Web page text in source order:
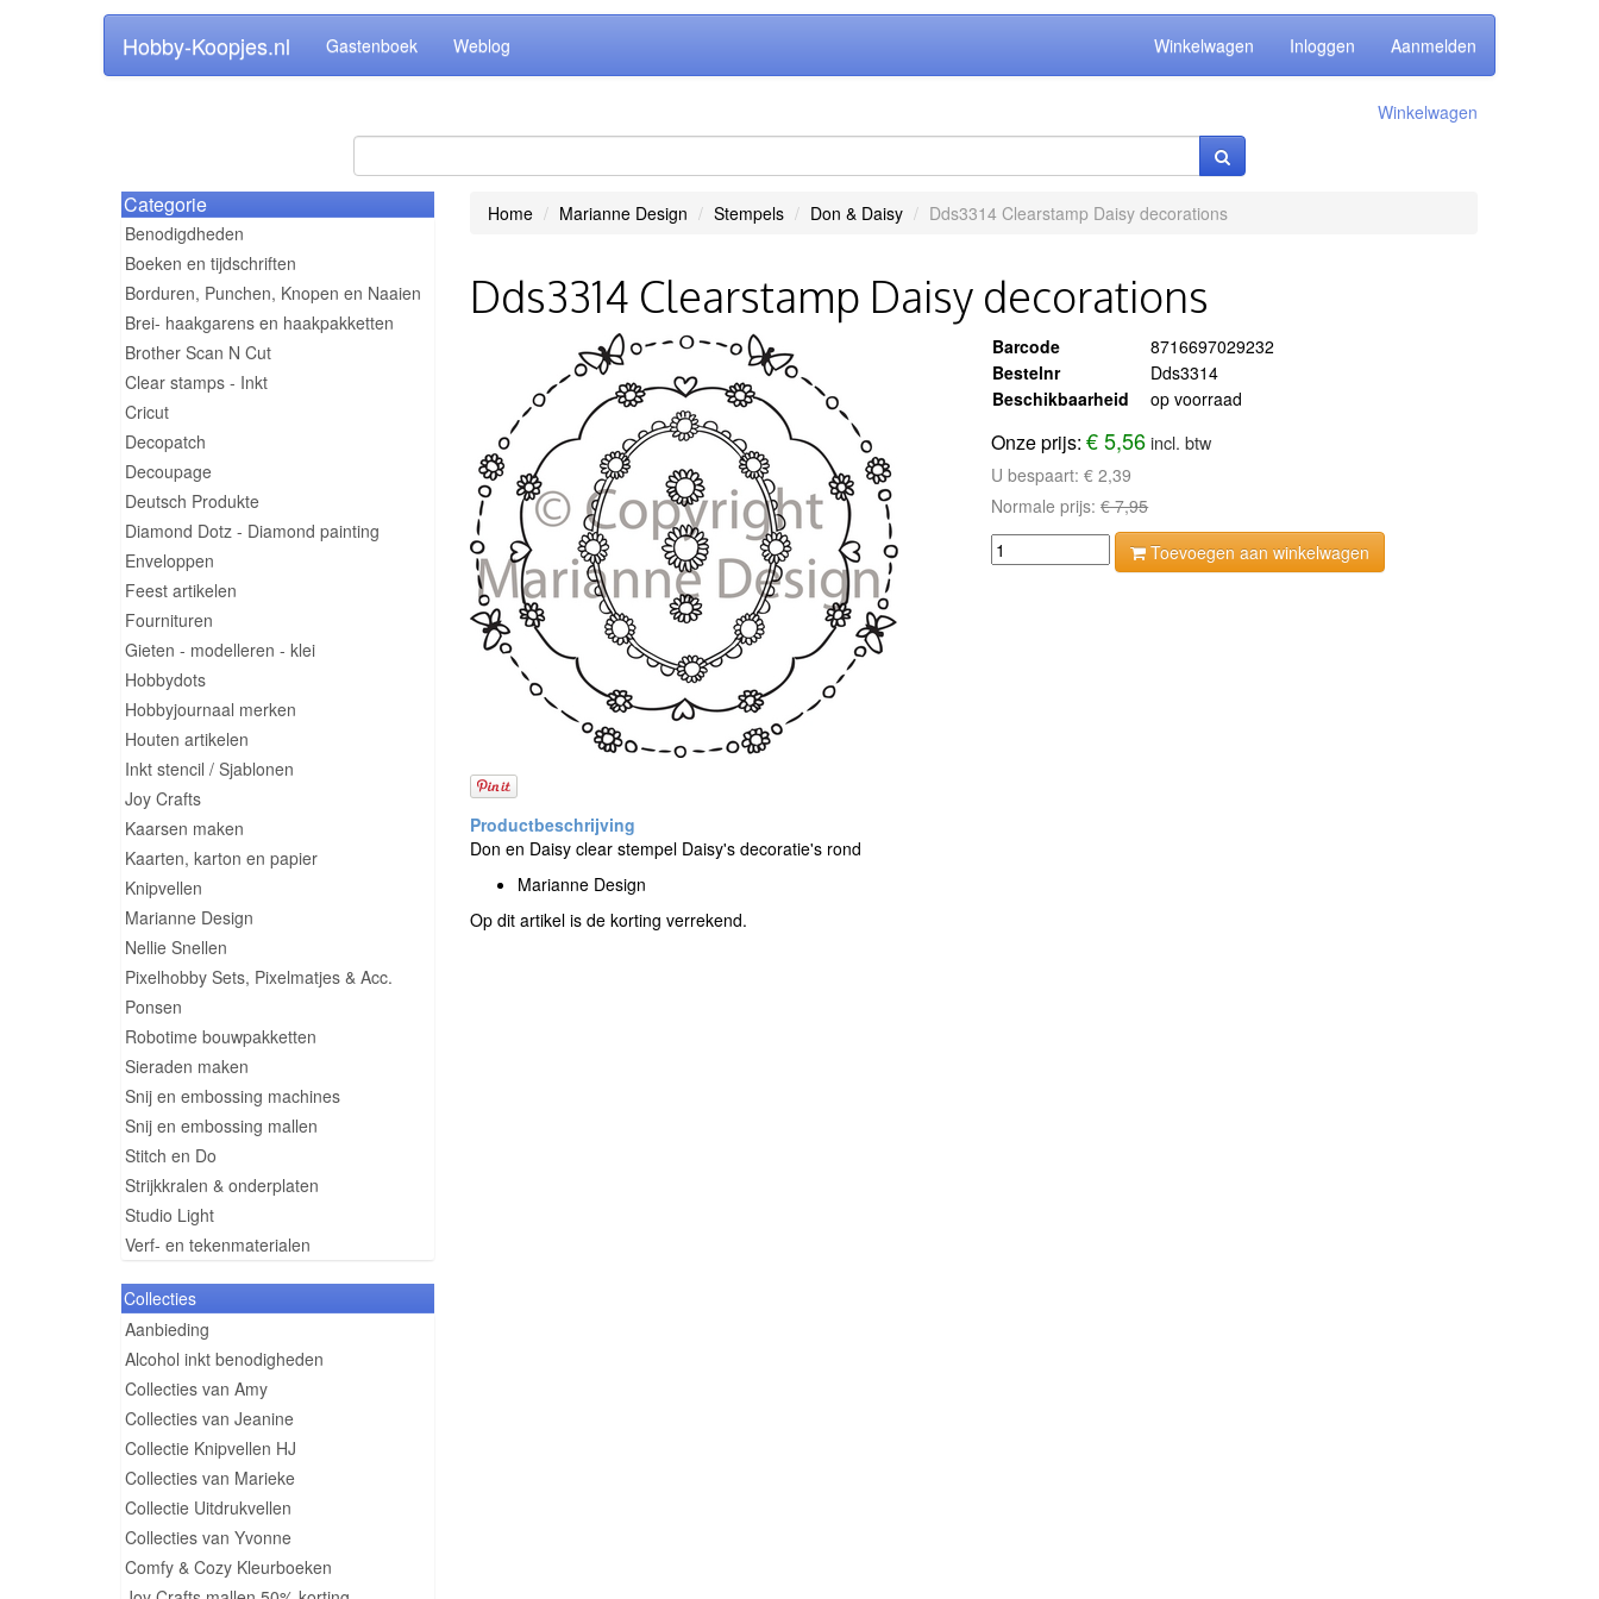
Hobby-Koopjes.nl Gastenboek Weblog Winkelwagen Inloggen Aanmelden
Winkelwagen
Categorie
Benodigdheden
Boeken en tijdschriften
Borduren, Punchen, Knopen en Naaien
Brei- haakgarens en haakpakketten
Brother Scan N Cut
Clear stamps - Inkt
Cricut
Decopatch
Decoupage
Deutsch Produkte
Diamond Dotz - Diamond painting
Enveloppen
Feest artikelen
Fournituren
Gieten - modelleren - klei
Hobbydots
Hobbyjournaal merken
Houten artikelen
Inkt stencil / Sjablonen
Joy Crafts
Kaarsen maken
Kaarten, karton en papier
Knipvellen
Marianne Design
Nellie Snellen
Pixelhobby Sets, Pixelmatjes & Acc.
Ponsen
Robotime bouwpakketten
Sieraden maken
Snij en embossing machines
Snij en embossing mallen
Stitch en Do
Strijkkralen & onderplaten
Studio Light
Verf- en tekenmaterialen
Collecties
Aanbieding
Alcohol inkt benodigheden
Collecties van Amy
Collecties van Jeanine
Collectie Knipvellen HJ
Collecties van Marieke
Collectie Uitdrukvellen
Collecties van Yvonne
Comfy & Cozy Kleurboeken
Home Marianne Design Stempels Don & Daisy Dds3314 Clearstamp Daisy decorations
Dds3314 Clearstamp Daisy decorations
Barcode
8716697029232
Bestelnr
Dds3314
Beschikbaarheid
op voorraad
Onze prijs:€ 5,56 incl. btw
U bespaart:€ 2,39
Normale prijs:€ 7,95
Toevoegen aan winkelwagen
Don en Daisy clear stempel Daisy's decoratie's rond
Marianne Design
Op dit artikel is de korting verrekend.